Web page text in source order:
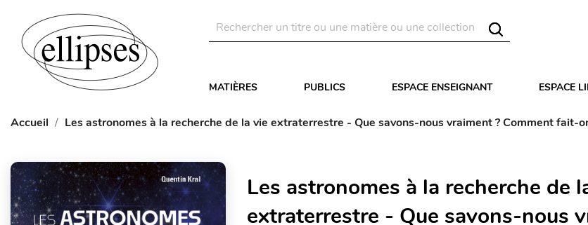
MATIÈRES PUBLICS ESPACE ENSEIGNANT ESPACE
Accueil Les astronomes à la recherche de la vie extraterrestre - Que savons-nous vraiment ? Comment fait-
Les astronomes à la recherche de
extraterrestre - Que savons-nous